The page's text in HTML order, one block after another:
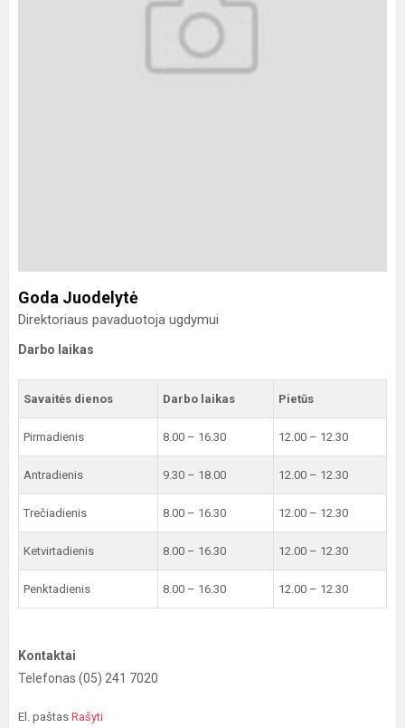
Goda Juodelytė
Direktoriaus pavaduotoja ugdymui
Darbo laikas
Savaitės dienos Darbo laikas Pietūs
Pirmadienis 8.00 – 16.30 12.00 – 12.30
Antradienis 9.30 – 18.00 12.00 – 12.30
Trečiadienis 8.00 – 16.30 12.00 – 12.30
Ketvirtadienis 8.00 – 16.30 12.00 – 12.30
Penktadienis 8.00 – 16.30 12.00 – 12.30
Kontaktai
Telefonas (05) 241 7020
El. paštas Rašyti